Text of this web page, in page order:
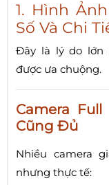
1. Hình
Số Và Chi
Đây là lý do lớn
được ưa chuộng.
Camera
Cũng Đủ
Nhiều camera
nhưng thực tế: